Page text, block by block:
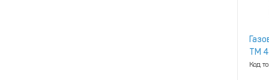
ТМ
Код